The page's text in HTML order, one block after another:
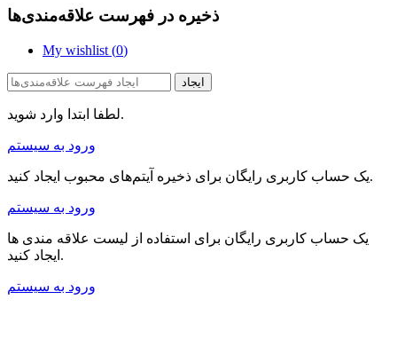
ذخیره در فهرست علاقه‌مندی‌ها
My wishlist (0)
ایجاد
لطفا ابتدا وارد شوید.
ورود به سیستم
یک حساب کاربری رایگان برای ذخیره آیتم‌های محبوب ایجاد کنید.
ورود به سیستم
یک حساب کاربری رایگان برای استفاده از لیست علاقه مندی ها
ایجاد کنید.
ورود به سیستم